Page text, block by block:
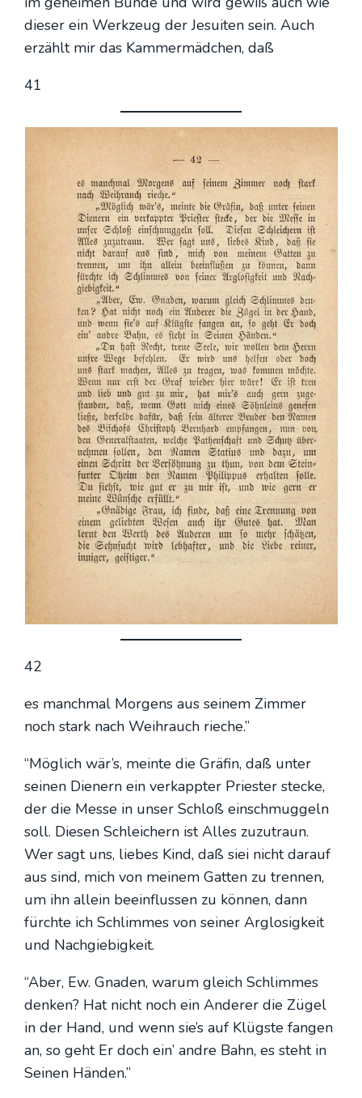
die­ser ein Werk­zeug der Jesui­ten sein. Auch
erzählt mir das Kam­mer­mäd­chen, daß
41
42
es manch­mal Mor­gens aus sei­nem Zim­mer
noch stark nach Weih­rauch rie­che.”
“Mög­lich wär’s, mein­te die Grä­fin, daß unter
sei­nen Die­nern ein ver­kapp­ter Pries­ter ste­cke,
der die Mes­se in unser Schloß ein­schmug­geln
soll. Die­sen Schlei­chern ist Alles zuzu­traun.
Wer sagt uns, lie­bes Kind, daß siei nicht dar­auf
aus sind, mich von mei­nem Gat­ten zu tren­nen,
um ihn allein beein­flus­sen zu kön­nen, dann
fürch­te ich Schlim­mes von sei­ner Arg­lo­sig­keit
und Nach­gie­big­keit.
“Aber, Ew. Gna­den, war­um gleich Schlim­mes
den­ken? Hat nicht noch ein Ande­rer die Zügel
in der Hand, und wenn sie’s auf Klügs­te fan­gen
an, so geht Er doch ein’ and­re Bahn, es steht in
Sei­nen Hän­den.”